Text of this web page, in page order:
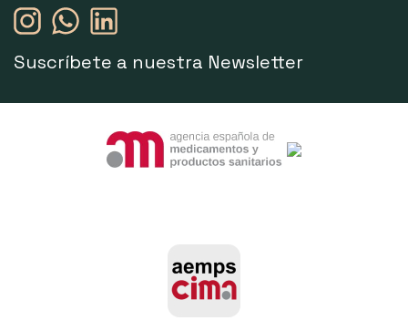
Suscríbete a nuestra Newsletter